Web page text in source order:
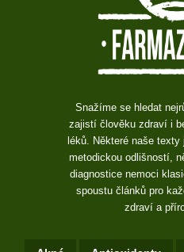
Snažíme se hledat
zajistí člověku zdraví i
léků. Některé naše
metodickou odlišností,
diagnostice nemoci
spoustu článků pro
zdraví a